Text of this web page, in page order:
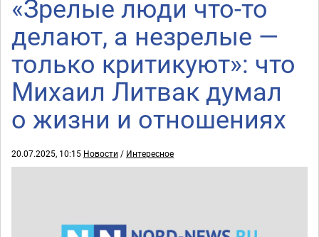
«Зрелые люди что-то
делают, а незрелые —
только критикуют»: что
Михаил Литвак думал
о жизни и отношениях
20.07.2025, 10:15 Новости / Интересное